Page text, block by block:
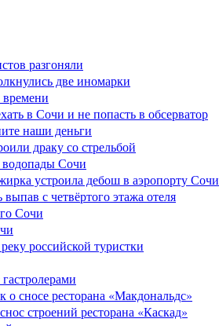
разгоняли
две иномарки
в Сочи и не попасть в обсерватор
наши деньги
драку со стрельбой
Сочи
устроила дебош в аэропорту Сочи
с четвёртого этажа отеля
Сочи
российской туристки
сносе ресторана «Макдональдс»
строений ресторана «Каскад»